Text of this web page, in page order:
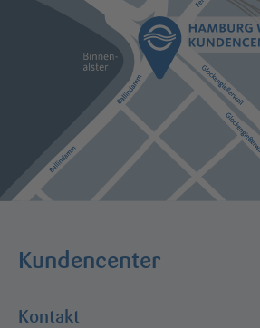
Kundencenter
Kontakt